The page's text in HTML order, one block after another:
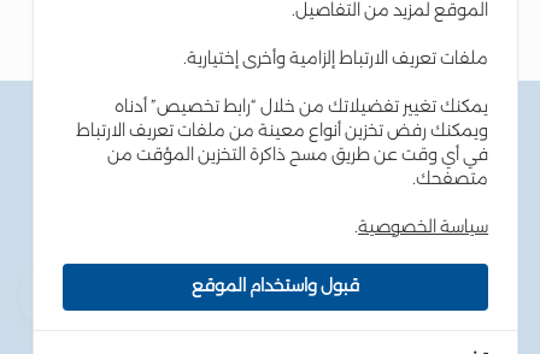
الشروط والاحكام
سياسة الخصوصية
سياسة ملفات تعريف الارتباط
حقوق الطبع والنشر © 2026 بنك الإسكان - جميع الحقوق
محفوظة. طور بواسطةdot.jo
الموقع لمزيد من التفاصيل.
ملفات تعريف الارتباط إلزامية وأخرى إختيارية.
يمكنك تغيير تفضيلاتك من خلال “رابط تخصيص” أدناه
ويمكنك رفض تخزين أنواع معينة من ملفات تعريف الارتباط
في أي وقت عن طريق مسح ذاكرة التخزين المؤقت من
متصفحك.
سياسة الخصوصية.
قبول واستخدام الموقع